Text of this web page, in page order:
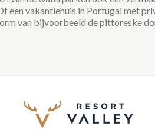
een vakantiehuis in Portugal met
van bijvoorbeeld de pittoreske